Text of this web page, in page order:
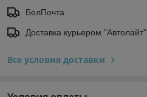
БелПочта
Доставка курьером "Автолайт"
Все условия доставки